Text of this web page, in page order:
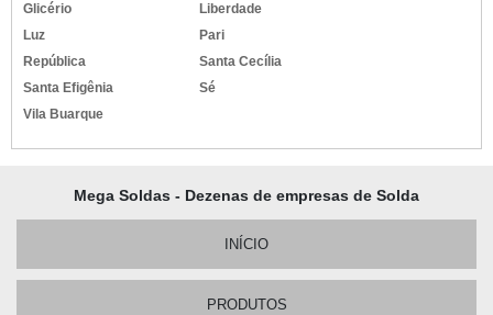
Glicério
Liberdade
Luz
Pari
República
Santa Cecília
Santa Efigênia
Sé
Vila Buarque
Mega Soldas - Dezenas de empresas de Solda
INÍCIO
PRODUTOS